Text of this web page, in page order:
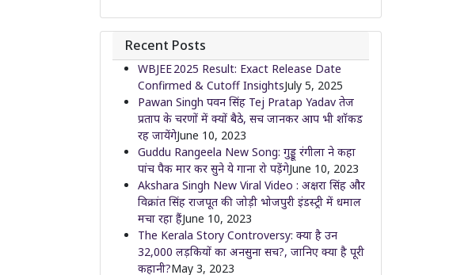
Recent Posts
WBJEE 2025 Result: Exact Release Date
Confirmed & Cutoff InsightsJuly 5, 2025
Pawan Singh पवन सिंह Tej Pratap Yadav तेज
प्रताप के चरणों में क्यों बैठे, सच जानकर आप भी शॉकड
रह जायेंगेJune 10, 2023
Guddu Rangeela New Song: गुड्डू रंगीला ने कहा
पांच पैक मार कर सुने ये गाना रो पड़ेंगेJune 10, 2023
Akshara Singh New Viral Video : अक्षरा सिंह और
विक्रांत सिंह राजपूत की जोड़ी भोजपुरी इंडस्ट्री में धमाल
मचा रहा हैंJune 10, 2023
The Kerala Story Controversy: क्या है उन
32,000 लड़कियों का अनसुना सच?, जानिए क्या है पूरी
कहानी?May 3, 2023